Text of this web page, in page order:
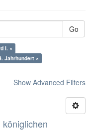
Go
I. ×
Jahrhundert ×
Show Advanced Filters